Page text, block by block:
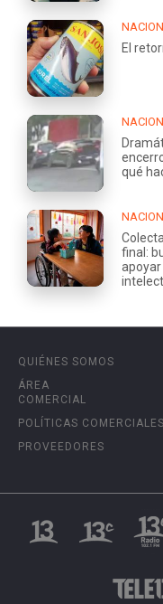
El
qué
final:
apoyar
QUIÉNES SOMOS
ÁREA
COMERCIAL
POLÍTICAS COMERCIALES
PROVEEDORES